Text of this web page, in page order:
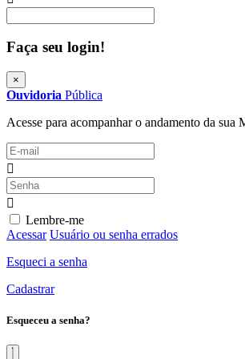
Faça seu login!
×
Ouvidoria Pública
Acesse para acompanhar o andamento da sua
Lembre-me
Acessar Usuário ou senha errados
Esqueci a senha
Cadastrar
Esqueceu a senha?